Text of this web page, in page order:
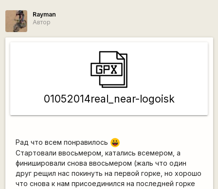
Rаyman
Автор
01052014real_near-logoisk
Рад что всем понравилось |-))
Стартовали ввосьмером, катались всемером, а
финишировали снова ввосьмером (жаль что один
друг рещил нас покинуть на первой горке, но хорошо
что снова к нам присоединился на последней горке